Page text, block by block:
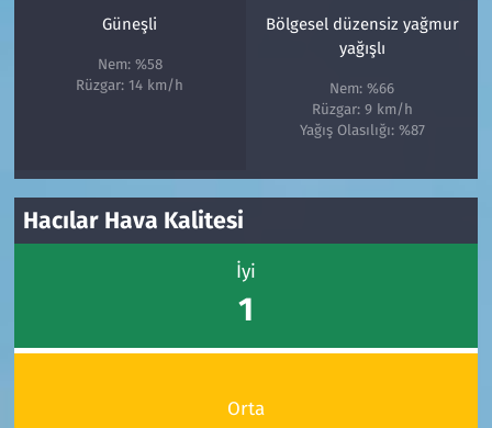
Güneşli
Nem: %58
Rüzgar: 14 km/h
Bölgesel düzensiz yağmur
yağışlı
Nem: %66
Rüzgar: 9 km/h
Yağış Olasılığı: %87
Hacılar Hava Kalitesi
İyi
1
Orta